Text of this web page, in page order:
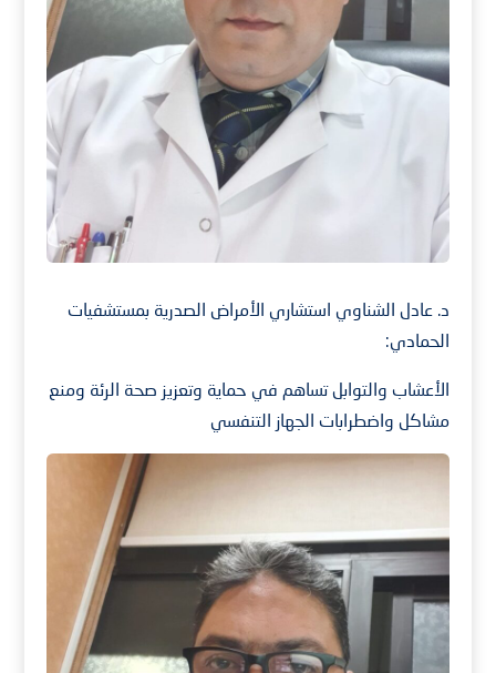
د. عادل الشناوي استشاري الأمراض الصدرية بمستشفيات
الحمادي:
الأعشاب والتوابل تساهم في حماية وتعزيز صحة الرئة ومنع
مشاكل واضطرابات الجهاز التنفسي